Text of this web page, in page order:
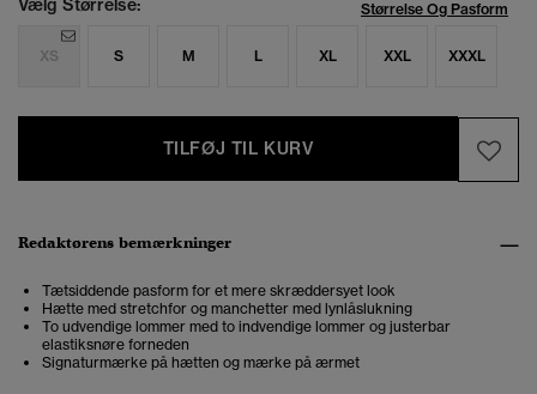
Vælg Størrelse: Størrelse Og Pasform
XS S M L XL XXL XXXL
TILFØJ TIL KURV
Redaktørens bemærkninger
Tætsiddende pasform for et mere skræddersyet look
Hætte med stretchfor og manchetter med lynlåslukning
To udvendige lommer med to indvendige lommer og justerbar
elastiksnøre forneden
Signaturmærke på hætten og mærke på ærmet